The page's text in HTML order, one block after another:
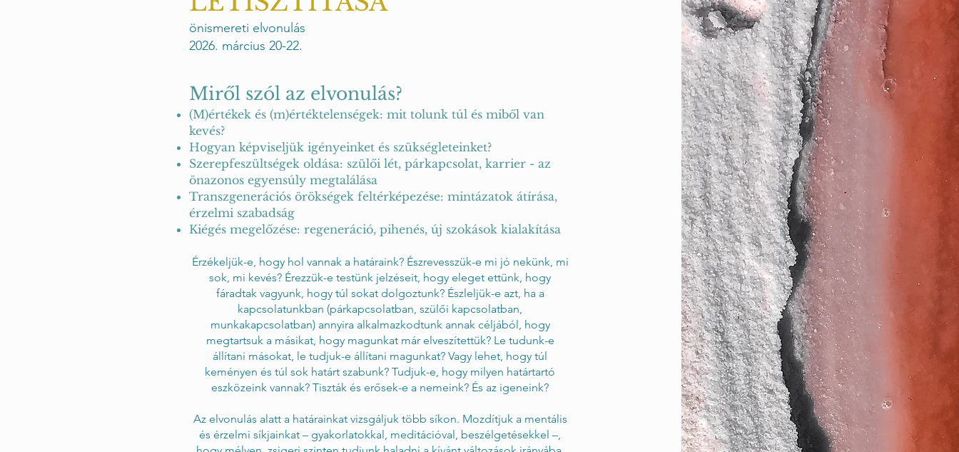
önismereti elvonulás
2026. március 20-22.
Miről szól az elvonulás?
(M)értékek és (m)értéktelenségek: mit tolunk túl és miből van
kevés?
Hogyan képviseljük igényeinket és szükségleteinket?
Szerepfeszültségek oldása: szülői lét, párkapcsolat, karrier - az
önazonos egyensúly megtalálása
Transzgenerációs örökségek feltérképezése: mintázatok átírása,
érzelmi szabadság
Kiégés megelőzése: regeneráció, pihenés, új szokások kialakítása
Érzékeljük-e, hogy hol vannak a határaink? Észrevesszük-e mi jó nekünk, mi
sok, mi kevés? Érezzük-e testünk jelzéseit, hogy eleget ettünk, hogy
fáradtak vagyunk, hogy túl sokat dolgoztunk? Észleljük-e azt, ha a
kapcsolatunkban (párkapcsolatban, szülői kapcsolatban,
munkakapcsolatban) annyira alkalmazkodtunk annak céljából, hogy
megtartsuk a másikat, hogy magunkat már elveszítettük? Le tudunk-e
állítani másokat, le tudjuk-e állítani magunkat? Vagy lehet, hogy túl
keményen és túl sok határt szabunk? Tudjuk-e, hogy milyen határtartó
eszközeink vannak? Tiszták és erősek-e a nemeink? És az igeneink?
Az elvonulás alatt a határainkat vizsgáljuk több síkon. Mozdítjuk a mentális
és érzelmi síkjainkat – gyakorlatokkal, meditációval, beszélgetésekkel –,